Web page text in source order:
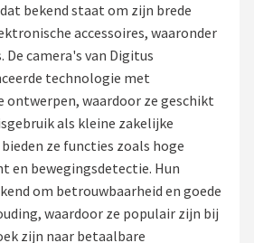
bekend staat om zijn brede
accessoires, waaronder
De camera's van Digitus
technologie met
ontwerpen, waardoor ze geschikt
als kleine zakelijke
ze functies zoals hoge
en bewegingsdetectie. Hun
om betrouwbaarheid en goede
waardoor ze populair zijn bij
zijn naar betaalbare